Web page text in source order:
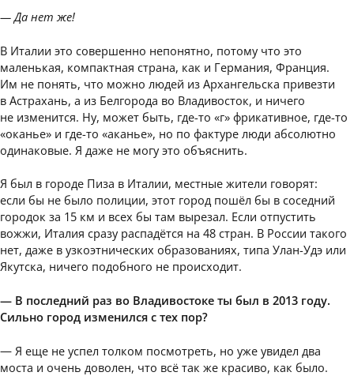
— Да нет же!
В Италии это совершенно непонятно, потому что это
маленькая, компактная страна, как и Германия, Франция.
Им не понять, что можно людей из Архангельска привезти
в Астрахань, а из Белгорода во Владивосток, и ничего
не изменится. Ну, может быть, где-то «г» фрикативное, где-то
«оканье» и где-то «аканье», но по фактуре люди абсолютно
одинаковые. Я даже не могу это объяснить.
Я был в городе Пиза в Италии, местные жители говорят:
если бы не было полиции, этот город пошёл бы в соседний
городок за 15 км и всех бы там вырезал. Если отпустить
вожжи, Италия сразу распадётся на 48 стран. В России такого
нет, даже в узкоэтнических образованиях, типа Улан-Удэ или
Якутска, ничего подобного не происходит.
— В последний раз во Владивостоке ты был в 2013 году.
Сильно город изменился с тех пор?
— Я еще не успел толком посмотреть, но уже увидел два
моста и очень доволен, что всё так же красиво, как было.